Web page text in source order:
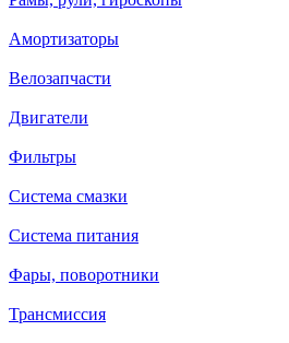
Амортизаторы
Велозапчасти
Двигатели
Фильтры
Система смазки
Система питания
Фары, поворотники
Трансмиссия